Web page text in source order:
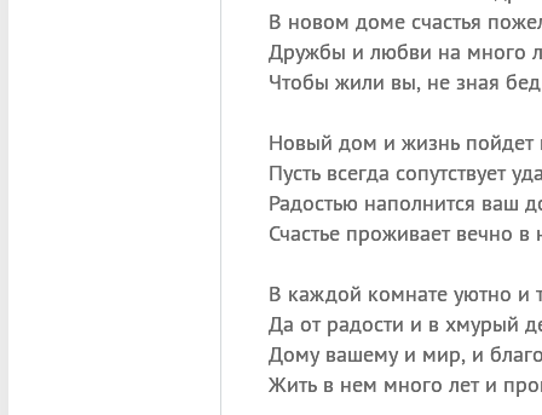
В новом доме счастья
Дружбы и любви на много
Чтобы жили вы, не зная
Новый дом и жизнь пойдет
Пусть всегда сопутствует
Радостью наполнится ваш
Счастье проживает вечно в
В каждой комнате уютно и
Да от радости и в хмурый
Дому вашему и мир, и
Жить в нем много лет и